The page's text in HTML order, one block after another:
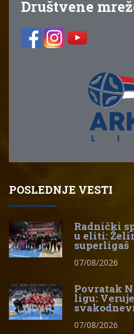
Društvene
POSLEDNJE VESTI
Radnički
u eliti:
superligaš
07/08/2026
Povratak
ligu:
07/08/2026